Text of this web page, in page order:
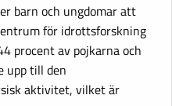
barn och ungdomar att
för idrottsforskning
procent av pojkarna och
upp till den
aktivitet, vilket är